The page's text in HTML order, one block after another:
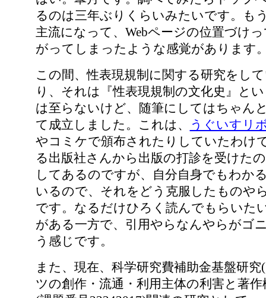
るのは三年ぶりくらいみたいです。も
主流になって、Webページの位置づけ
がってしまったような感覚があります
この間、性表現規制に関する研究をし
り、それは『性表現規制の文化史』と
は至らないけど、随筆にしてはちゃん
て成立しました。これは、
うぐいすリ
やコミケで頒布されたりしていたわけ
る出版社さんから出版の打診を受けた
してあるのですが、自分自身でもわか
いるので、それをどう克服したものや
です。なるだけひろく読んでもらいた
がある一方で、引用やらなんやらがゴ
う感じです。
また、現在、科学研究費補助金基盤研
ツの創作・流通・利用主体の利害と著